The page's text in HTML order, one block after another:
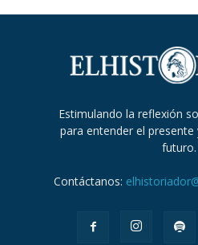
Estimulando la reflexión
para entender el
futuro.
Contáctanos: